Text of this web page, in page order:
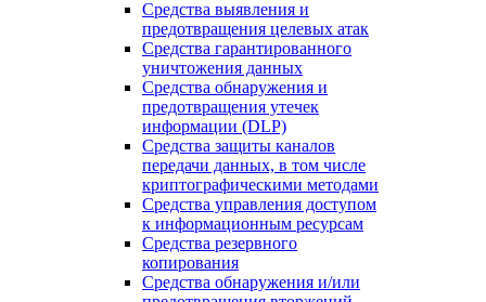
Средства выявления и
предотвращения целевых атак
Средства гарантированного
уничтожения данных
Средства обнаружения и
предотвращения утечек
информации (DLP)
Средства защиты каналов
передачи данных, в том числе
криптографическими методами
Средства управления доступом
к информационным ресурсам
Средства резервного
копирования
Средства обнаружения и/или